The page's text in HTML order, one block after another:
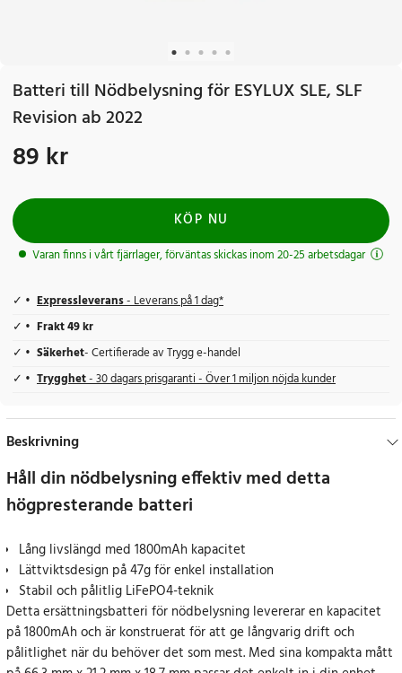
Batteri till Nödbelysning för ESYLUX SLE, SLF
Revision ab 2022
Pris: 89 kr
89 kr
KÖP NU
Varan finns i vårt fjärrlager, förväntas skickas inom 20-25 arbetsdagar
Expressleverans- Leverans på 1 dag*
Frakt 49 kr
Säkerhet- Certifierade av Trygg e-handel
Trygghet- 30 dagars prisgaranti - Över 1 miljon nöjda kunder
Beskrivning
Håll din nödbelysning effektiv med detta
högpresterande batteri
Lång livslängd med 1800mAh kapacitet
Lättviktsdesign på 47g för enkel installation
Stabil och pålitlig LiFePO4-teknik
Detta ersättningsbatteri för nödbelysning levererar en kapacitet
på 1800mAh och är konstruerat för att ge långvarig drift och
pålitlighet när du behöver det som mest. Med sina kompakta mått